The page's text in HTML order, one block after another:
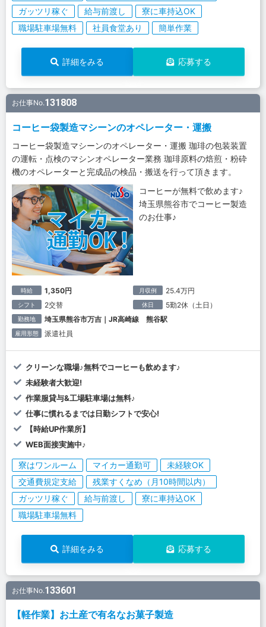
ガッツリ稼ぐ
給与前渡し
寮に車持込OK
職場駐車場無料
社員食堂あり 簡単作業
詳細をみる 応募する
お仕事No.131808
コーヒー袋製造マシーンのオペレーター・運搬
コーヒー袋製造マシーンのオペレーター・運搬 珈琲の包装装置
の運転・点検のマシンオペレーター業務 珈琲原料の焙煎・粉砕
機のオペレーターと完成品の検品・搬送を行って頂きます。
コーヒーが無料で飲めます♪
埼玉県熊谷市でコーヒー製造
のお仕事♪
時給 1,350円 月収例 25.4万円
シフト 2交替 休日 5勤2休（土日）
勤務地 埼玉県熊谷市万吉｜JR高崎線 熊谷駅
雇用形態 派遣社員
クリーンな職場♪無料でコーヒーも飲めます♪
未経験者大歓迎!
作業服貸与&工場駐車場は無料♪
仕事に慣れるまでは日勤シフトで安心!
【時給UP作業所】
WEB面接実施中♪
寮はワンルーム マイカー通勤可
未経験OK
交通費規定支給
残業すくなめ（月10時間以内）
ガッツリ稼ぐ
給与前渡し
寮に車持込OK
職場駐車場無料
詳細をみる 応募する
お仕事No.133601
【軽作業】お土産で有名なお菓子製造